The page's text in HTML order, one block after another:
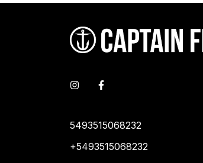
5493515068232
+5493515068232